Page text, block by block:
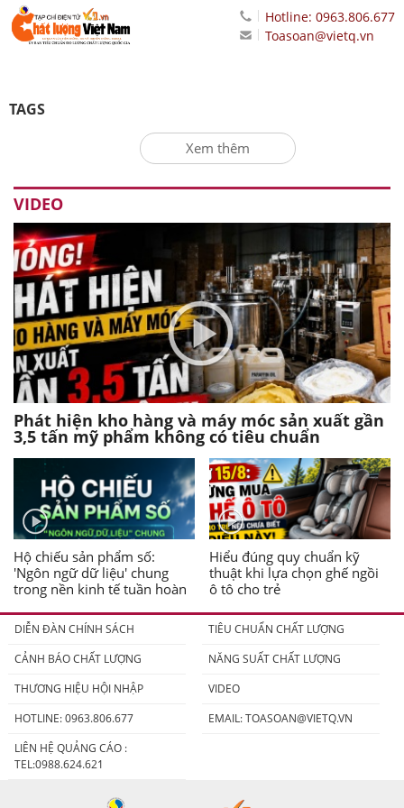
Hotline: 0963.806.677
Toasoan@vietq.vn
TAGS
Xem thêm
VIDEO
Phát hiện kho hàng và máy móc sản xuất gần
3,5 tấn mỹ phẩm không có tiêu chuẩn
Hộ chiếu sản phẩm số:
'Ngôn ngữ dữ liệu' chung
trong nền kinh tế tuần hoàn
Hiểu đúng quy chuẩn kỹ
thuật khi lựa chọn ghế ngồi
ô tô cho trẻ
DIỄN ĐÀN CHÍNH SÁCH
TIÊU CHUẨN CHẤT LƯỢNG
CẢNH BÁO CHẤT LƯỢNG
NĂNG SUẤT CHẤT LƯỢNG
THƯƠNG HIỆU HỘI NHẬP
VIDEO
HOTLINE: 0963.806.677
EMAIL:TOASOAN@VIETQ.VN
LIÊN HỆ QUẢNG CÁO :
TEL:0988.624.621